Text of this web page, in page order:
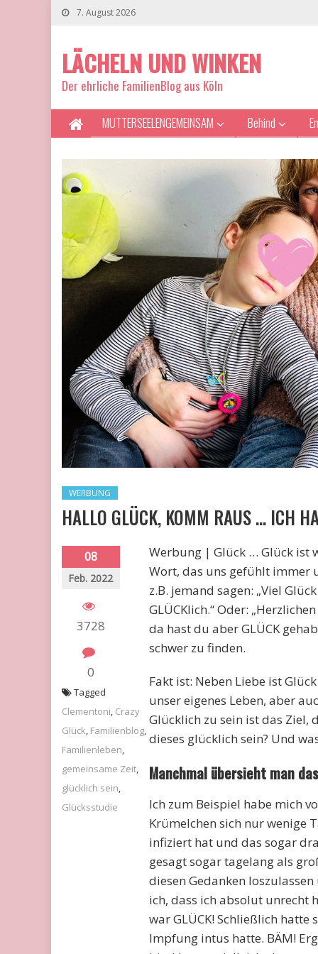
7. August 2026
LÄCHELN UND WINKEN
Der ehrliche FamilienBlog aus Köln
MUTTERSEELENGEMEINSAM Behind
WERBUNG
HALLO GLÜCK, KOMM RAUS … ICH
08
Feb. 2022
3728
0
Werbung | Glück … Glück ist
Wort, das uns gefühlt immer
z.B. jemand sagen: „Viel
GLÜCKlich.“ Oder:
da hast du aber GLÜCK
schwer zu finden.
Fakt ist: Neben Liebe ist
unser eigenes Leben, aber
Glücklich zu sein ist das Ziel,
dieses glücklich sein? Und
Manchmal übersieht man
Ich zum Beispiel habe mich
Krümelchen sich nur wenige
infiziert hat und das sogar
gesagt sogar tagelang als
diesen Gedanken
ich, dass ich absolut unrecht
war GLÜCK! Schließlich hatte
Impfung intus hatte. BÄM!
Tagged
Clementoni Crazy
Glück Familienblog
Familienleben
gemeinsame Zeit
glücklich sein
Glücksstudie